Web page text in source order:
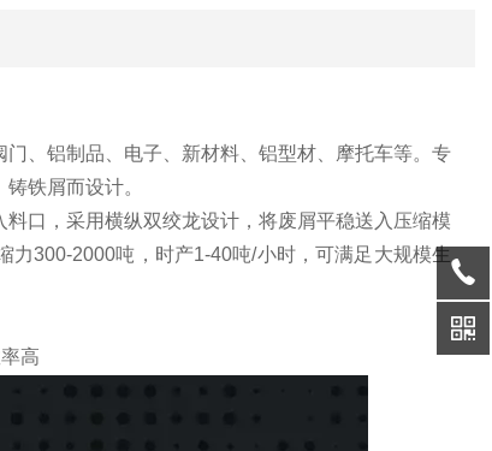
、铝制品、电子、新材料、铝型材、摩托车等。专
铁屑而设计。
口，采用横纵双绞龙设计，将废屑平稳送入压缩模
300-2000吨，时产1-40吨/小时，可满足大规模生